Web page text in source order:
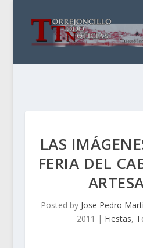
LAS
FERIA DEL
Posted by Jose Pedro
2011 | Fiestas,